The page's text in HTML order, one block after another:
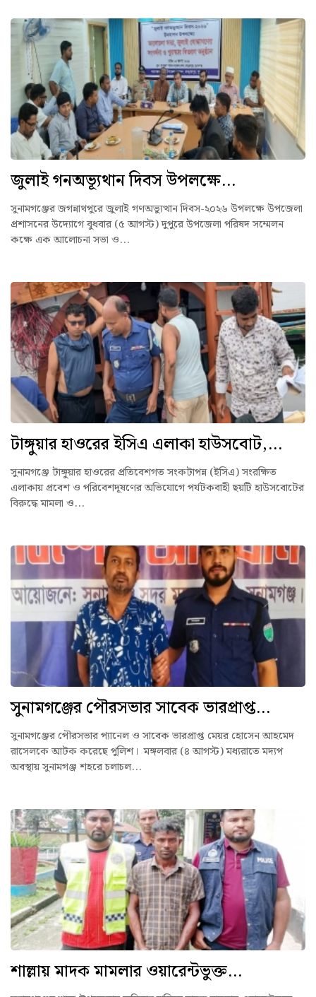
জুলাই গনঅভ্যূথান দিবস উপলক্ষে...
সুনামগঞ্জের জগন্নাথপুরে জুলাই গণঅভ্যুত্থান দিবস-২০২৬ উপলক্ষে উপজেলা
প্রশাসনের উদ্যোগে বুধবার (৫ আগস্ট) দুপুরে উপজেলা পরিষদ সম্মেলন
কক্ষে এক আলোচনা সভা ও...
টাঙ্গুয়ার হাওরের ইসিএ এলাকা হাউসবোট,...
সুনামগঞ্জে টাঙ্গুয়ার হাওরের প্রতিবেশগত সংকটাপন্ন (ইসিএ) সংরক্ষিত
এলাকায় প্রবেশ ও পরিবেশদূষণের অভিযোগে পর্যটকবাহী ছয়টি হাউসবোটের
বিরুদ্ধে মামলা ও...
সুনামগঞ্জের পৌরসভার সাবেক ভারপ্রাপ্ত...
সুনামগঞ্জের পৌরসভার প্যানেল ও সাবেক ভারপ্রাপ্ত মেয়র হোসেন আহমেদ
রাসেলকে আটক করেছে পুলিশ। মঙ্গলবার (৪ আগস্ট) মধ্যরাতে মদ্যপ
অবস্থায় সুনামগঞ্জ শহরে চলাচল...
শাল্লায় মাদক মামলার ওয়ারেন্টভুক্ত...